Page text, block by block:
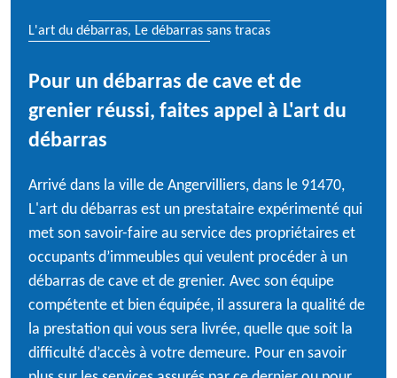
L'art du débarras, Le débarras sans tracas
Pour un débarras de cave et de
grenier réussi, faites appel à L'art du
débarras
Arrivé dans la ville de Angervilliers, dans le 91470,
L'art du débarras est un prestataire expérimenté qui
met son savoir-faire au service des propriétaires et
occupants d’immeubles qui veulent procéder à un
débarras de cave et de grenier. Avec son équipe
compétente et bien équipée, il assurera la qualité de
la prestation qui vous sera livrée, quelle que soit la
difficulté d’accès à votre demeure. Pour en savoir